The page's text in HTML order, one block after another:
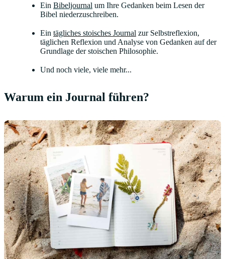
Ein Bibeljournal um Ihre Gedanken beim Lesen der
Bibel niederzuschreiben.
Ein tägliches stoisches Journal zur Selbstreflexion,
täglichen Reflexion und Analyse von Gedanken auf der
Grundlage der stoischen Philosophie.
Und noch viele, viele mehr...
Warum ein Journal führen?